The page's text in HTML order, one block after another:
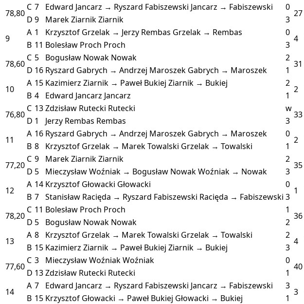
78,80
C 7 Edward Jancarz → Ryszard Fabiszewski Jancarz → Fabiszewski 0
27
D 9 Marek ZiarnikZiarnik
3
9
A 1 Krzysztof Grzelak → Jerzy Rembas Grzelak → Rembas 0
4
B 11 Bolesław Proch Proch
3
78,60
C 5 Bogusław Nowak Nowak 2
31
D 16 Ryszard Gabrych → Andrzej Maroszek Gabrych → Maroszek
1
10
A 15 Kazimierz Ziarnik → Paweł Bukiej Ziarnik → Bukiej 2
2
B 4 Edward Jancarz Jancarz
1
76,80
C 13Zdzisław Rutecki Rutecki w
33
D 1 Jerzy Rembas Rembas
3
11
A 16 Ryszard Gabrych → Andrzej Maroszek Gabrych → Maroszek 0
2
B 8 Krzysztof Grzelak → Marek Towalski Grzelak → Towalski
1
77,20
C 9 Marek ZiarnikZiarnik 2
35
D 5 Mieczysław Woźniak → Bogusław NowakWoźniak → Nowak
3
12
A 14 Krzysztof Głowacki Głowacki 0
1
B 7 Stanisław Racięda → Ryszard Fabiszewski Racięda → Fabiszewski 3
78,20
C 11 Bolesław Proch Proch 1
36
D 5 Bogusław Nowak Nowak
2
13
A 8 Krzysztof Grzelak → Marek Towalski Grzelak → Towalski 2
4
B 15 Kazimierz Ziarnik → Paweł Bukiej Ziarnik → Bukiej
3
77,60
C 3 Mieczysław WoźniakWoźniak 0
40
D 13Zdzisław Rutecki Rutecki
1
14
A 7 Edward Jancarz → Ryszard Fabiszewski Jancarz → Fabiszewski 3
3
B 15 Krzysztof Głowacki → Paweł Bukiej Głowacki → Bukiej
1